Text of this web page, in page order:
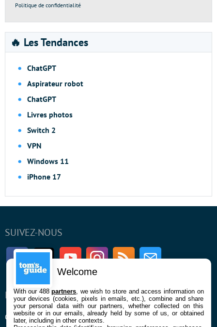
Politique de confidentialité
🔥 Les Tendances
ChatGPT
Aspirateur robot
ChatGPT
Livres photos
Switch 2
VPN
Windows 11
iPhone 17
SUIVEZ-NOUS
FacebookTwitter Youtube InstagramRSS Newsletter
ENTREPRISE
Qui sommes nous
À PROPOS
La rédaction
Welcome
With our 488partners , we wish to store and access information on
your devices (cookies, pixels in emails, etc.), combine and share
your personal data with our partners, whether collected on this
website or in our emails, already held by some of us, or obtained
later, including in other contexts.